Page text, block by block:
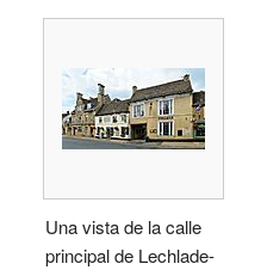
Una vista de la calle
principal de Lechlade-